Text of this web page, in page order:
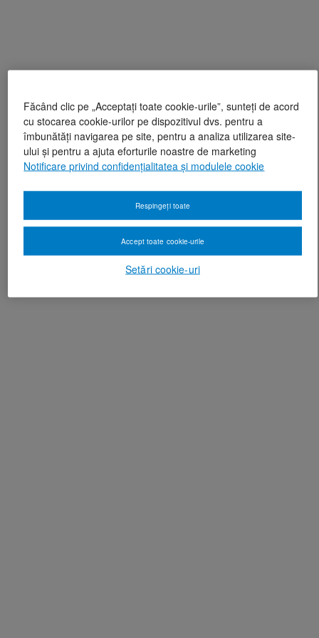
Făcând clic pe „Acceptați toate cookie-urile”, sunteți de acord
cu stocarea cookie-urilor pe dispozitivul dvs. pentru a
îmbunătăți navigarea pe site, pentru a analiza utilizarea site-
ului și pentru a ajuta eforturile noastre de marketing
Notificare privind confidențialitatea și modulele cookie
Setări cookie-uri
Respingeți toate
Accept toate cookie-urile